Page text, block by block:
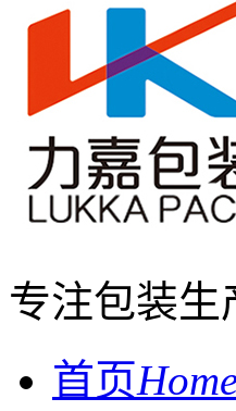
专注包装生
首页